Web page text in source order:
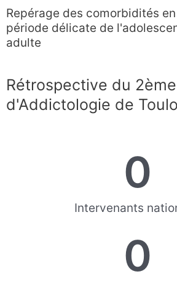
Veuillez
noter
Ce
comprend
un
au
contenu
Repérage des comorbidités
période délicate de
adulte
Rétrospective du
d'Addictologie de
Intervenants
0
0